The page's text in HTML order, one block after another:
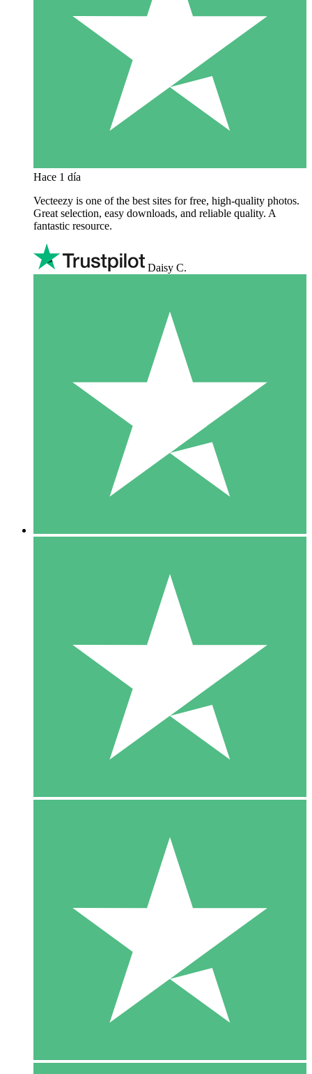
Hace 1 día
Vecteezy is one of the best sites for free, high‑quality photos.
Great selection, easy downloads, and reliable quality. A
fantastic resource.
Daisy C.